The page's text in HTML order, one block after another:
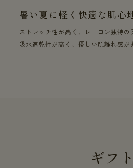
暑い夏に軽く快適な肌心
ストレッチ性が高く、レーヨン独特の
吸水速乾性が高く、優しい肌離れ感が
ギフト